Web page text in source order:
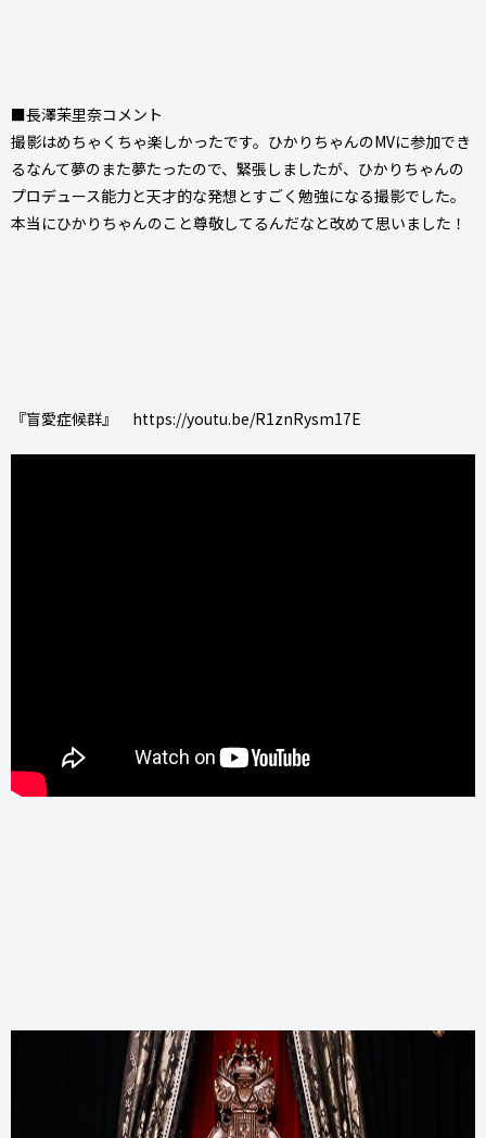
■長澤茉里奈コメント
撮影はめちゃくちゃ楽しかったです。ひかりちゃんのMVに参加でき
るなんて夢のまた夢たったので、緊張しましたが、ひかりちゃんの
プロデュース能力と天才的な発想とすごく勉強になる撮影でした。
本当にひかりちゃんのこと尊敬してるんだなと改めて思いました！
『盲愛症候群』 https://youtu.be/R1znRysm17E